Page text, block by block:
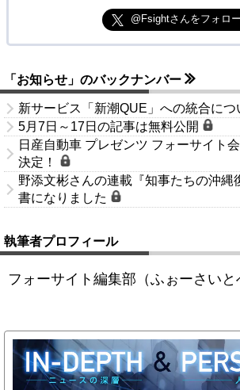
@Fsightさんをフォロー
「お知らせ」のバックナンバー
新サービス「新潮QUE」への統合につ
5月7日～17日の記事は無料公開
日産自動車 プレゼンツ フォーサイト
決定！
野添文彬さんの連載『知事たちの沖縄
書になりました
執筆者プロフィール
フォーサイト編集部（ふぉーさいと